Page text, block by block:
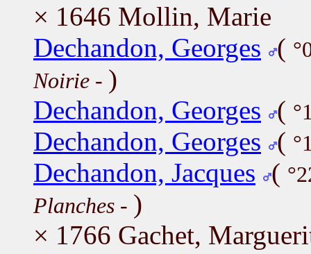
× 1646 Mollin, Marie
Dechandon, Georges (
Noirie - )
Dechandon, Georges (
Dechandon, Georges (
Dechandon, Jacques (
Planches - )
× 1766 Gachet,